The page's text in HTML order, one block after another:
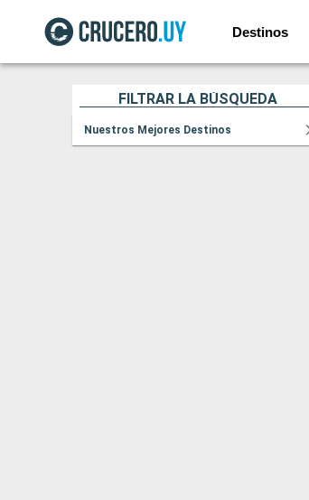
Destinos
FILTRAR LA BÚSQUEDA
Nuestros Mejores Destinos